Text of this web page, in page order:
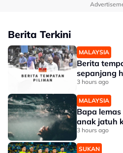
Berita Terkini
MALAYSIA
Berita
sepanjang
3 hours ago
MALAYSIA
Bapa
anak jatuh
3 hours ago
SUKAN